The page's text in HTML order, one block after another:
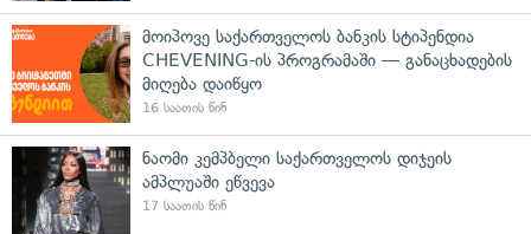
მოიპოვე საქართველოს ბანკის სტიპენდია
CHEVENING-ის პროგრამაში — განაცხადების
მიღება დაიწყო
16 საათის წინ
ნაომი კემპბელი საქართველოს დიჯეის
ამპლუაში ეწვევა
17 საათის წინ